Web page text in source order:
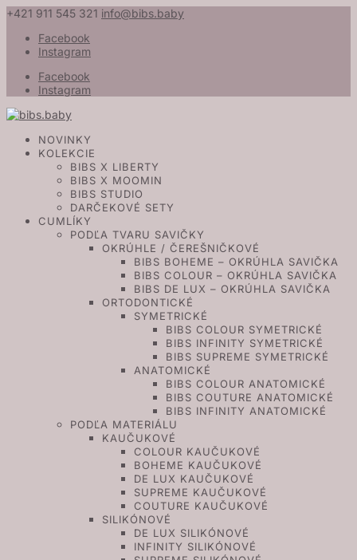
+421 911 545 321 info@bibs.baby
Facebook
Instagram
Facebook
Instagram
NOVINKY
KOLEKCIE
BIBS X LIBERTY
BIBS X MOOMIN
BIBS STUDIO
DARČEKOVÉ SETY
CUMLÍKY
PODĽA TVARU SAVIČKY
OKRÚHLE / ČEREŠNIČKOVÉ
BIBS BOHEME – OKRÚHLA SAVIČKA
BIBS COLOUR – OKRÚHLA SAVIČKA
BIBS DE LUX – OKRÚHLA SAVIČKA
ORTODONTICKÉ
SYMETRICKÉ
BIBS COLOUR SYMETRICKÉ
BIBS INFINITY SYMETRICKÉ
BIBS SUPREME SYMETRICKÉ
ANATOMICKÉ
BIBS COLOUR ANATOMICKÉ
BIBS COUTURE ANATOMICKÉ
BIBS INFINITY ANATOMICKÉ
PODĽA MATERIÁLU
KAUČUKOVÉ
COLOUR KAUČUKOVÉ
BOHEME KAUČUKOVÉ
DE LUX KAUČUKOVÉ
SUPREME KAUČUKOVÉ
COUTURE KAUČUKOVÉ
SILIKÓNOVÉ
DE LUX SILIKÓNOVÉ
INFINITY SILIKÓNOVÉ